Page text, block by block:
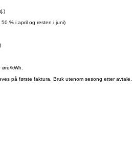
% i april og resten i juni)
kWh.
på første faktura. Bruk utenom sesong etter